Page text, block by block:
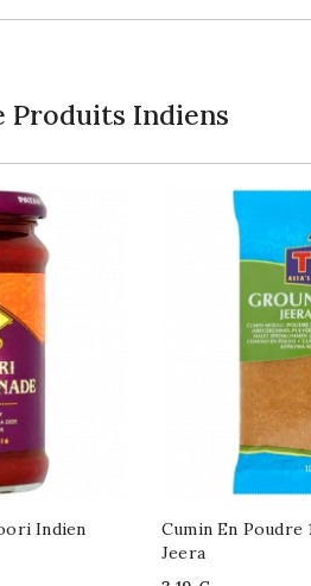
Produits Indiens
Indien
Cumin En Poudre
Jeera